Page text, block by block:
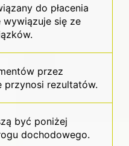
do płacenia
wywiązuje się ze
przez
przynosi rezultatów.
być poniżej
dochodowego.